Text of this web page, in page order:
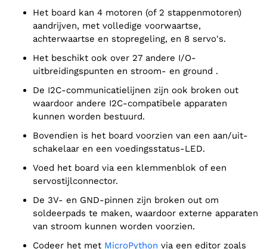
Het board kan 4 motoren (of 2 stappenmotoren)
aandrijven, met volledige voorwaartse,
achterwaartse en stopregeling, en 8 servo's.
Het beschikt ook over 27 andere I/O-
uitbreidingspunten en stroom- en ground .
De I2C-communicatielijnen zijn ook broken out
waardoor andere I2C-compatibele apparaten
kunnen worden bestuurd.
Bovendien is het board voorzien van een aan/uit-
schakelaar en een voedingsstatus-LED.
Voed het board via een klemmenblok of een
servostijlconnector.
De 3V- en GND-pinnen zijn broken out om
soldeerpads te maken, waardoor externe apparaten
van stroom kunnen worden voorzien.
Codeer het met MicroPython via een editor zoals